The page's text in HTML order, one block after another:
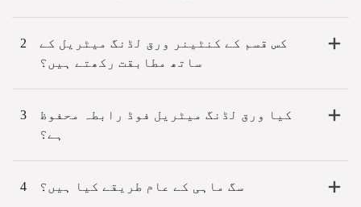
2
کس قسم کے کنٹینر ورق لڈنگ میٹریل کے
ساتھ مطابقت رکھتے ہیں؟
3
کیا ورق لڈنگ میٹریل فوڈ رابطہ محفوظ
ہے؟
4 سگ ماہی کے عام طریقے کیا ہیں؟